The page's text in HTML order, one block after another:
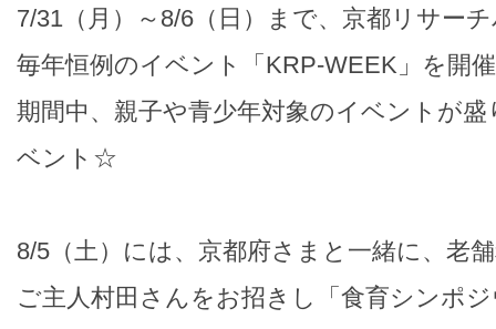
7/31（月）～8/6（日）まで、京都リサー
毎年恒例のイベント「KRP-WEEK」を開
期間中、親子や青少年対象のイベントが
ベント☆
8/5（土）には、京都府さまと一緒に、老
ご主人村田さんをお招きし「食育シンポ